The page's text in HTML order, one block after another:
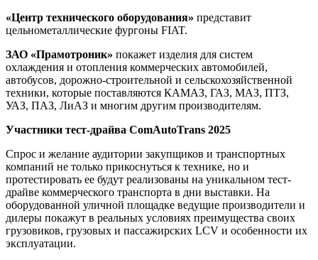
«Центр технического оборудования» представит
цельнометаллические фургоны FIAT.
ЗАО «Прамотроник» покажет изделия для систем
охлаждения и отопления коммерческих автомобилей,
автобусов, дорожно-строительной и сельскохозяйственной
техники, которые поставляются КАМАЗ, ГАЗ, МАЗ, ПТЗ,
УАЗ, ПАЗ, ЛиАЗ и многим другим производителям.
Участники тест-драйва ComAutoTrans 2025
Спрос и желание аудитории закупщиков и транспортных
компаний не только прикоснуться к технике, но и
протестировать ее будут реализованы на уникальном тест-
драйве коммерческого транспорта в дни выставки. На
оборудованной уличной площадке ведущие производители и
дилеры покажут в реальных условиях преимущества своих
грузовиков, грузовых и пассажирских LCV и особенности их
эксплуатации.